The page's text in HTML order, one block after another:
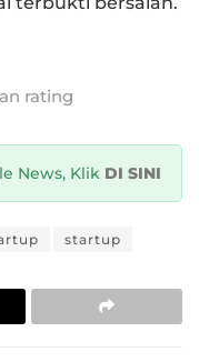
rating
News, Klik DI SINI
startup